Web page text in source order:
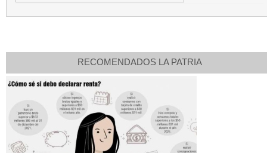
RECOMENDADOS LA PATRIA